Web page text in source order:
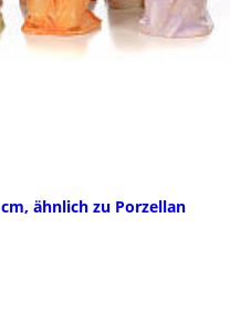
ähnlich zu Porzellan